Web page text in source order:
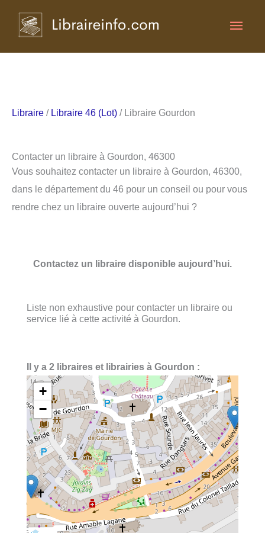
Libraire / Libraire 46 (Lot) / Libraire Gourdon
Contacter un libraire à Gourdon, 46300
Vous souhaitez contacter un libraire à Gourdon, 46300,
dans le département du 46 pour un conseil ou pour vous
rendre chez un libraire ouverte aujourd’hui ?
Contactez un libraire disponible aujourd’hui.
Liste non exhaustive pour contacter un libraire ou
service lié à cette activité à Gourdon.
Il y a 2 libraires et librairies à Gourdon :
+
−